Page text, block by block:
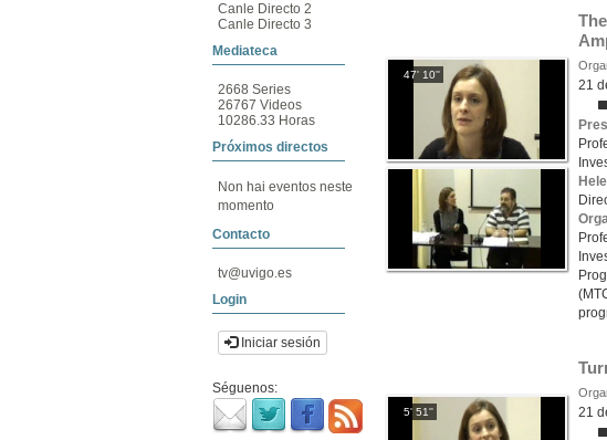
Canle Directo 2
Canle Directo 3
Mediateca
2668 Series
26767 Videos
10286.33 Horas
Próximos directos
Non hai eventos neste
momento
Contacto
tv@uvigo.es
Login
Iniciar sesión
Séguenos:
47' 10''
21
5' 51''
21